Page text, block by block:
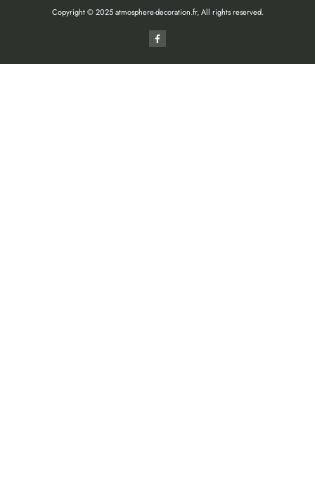
Copyright © 2025 atmosphere-decoration.fr, All rights reserved.